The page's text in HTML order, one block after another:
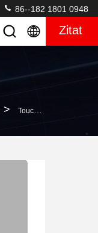
86--182 1801 0948
Zitat
> Touch Screen 32 Zoll-BayIIy Spiel-Touch Screen 3Ms ELO IR Monitor Für Spielautomaten IGS-Feuer Linke WMS POG